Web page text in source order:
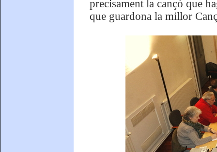
precisament la cançó que
que guardona la millor